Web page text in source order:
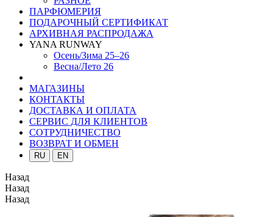
ПАРФЮМЕРИЯ
ПОДАРОЧНЫЙ СЕРТИФИКАТ
АРХИВНАЯ РАСПРОДАЖА
YANA RUNWAY
Осень/Зима 25–26
Весна/Лето 26
МАГАЗИНЫ
КОНТАКТЫ
ДОСТАВКА И ОПЛАТА
СЕРВИС ДЛЯ КЛИЕНТОВ
СОТРУДНИЧЕСТВО
ВОЗВРАТ И ОБМЕН
RU EN
Назад
Назад
Назад